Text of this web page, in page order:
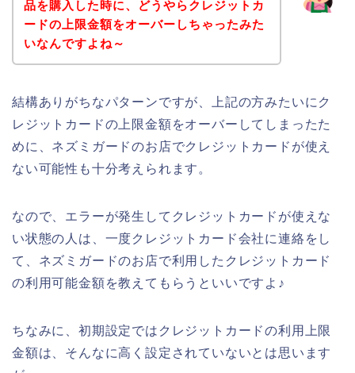
品を購入した時に、どうやらクレジットカ
ードの上限金額をオーバーしちゃったみた
いなんですよね～
結構ありがちなパターンですが、上記の方みたいにク
レジットカードの上限金額をオーバーしてしまったた
めに、ネズミガードのお店でクレジットカードが使え
ない可能性も十分考えられます。
なので、エラーが発生してクレジットカードが使えな
い状態の人は、一度クレジットカード会社に連絡をし
て、ネズミガードのお店で利用したクレジットカード
の利用可能金額を教えてもらうといいですよ♪
ちなみに、初期設定ではクレジットカードの利用上限
金額は、そんなに高く設定されていないとは思います